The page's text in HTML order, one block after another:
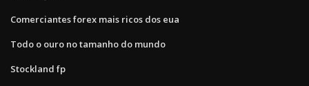
Comerciantes forex mais ricos dos eua
Todo o ouro no tamanho do mundo
Stockland fp